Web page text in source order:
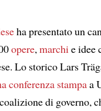
ha presentato un
opere, marchi e idee
Lo storico Lars
conferenza stampaa
di governo,